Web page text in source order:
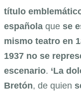
título
española que se
mismo teatro en
1937 no se
escenario. ‘La
Bretón, de quien